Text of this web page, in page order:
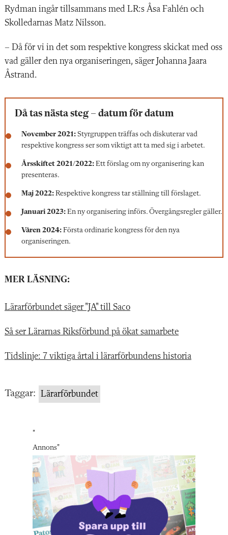
Rydman ingår tillsammans med LR:s Åsa Fahlén och
Skolledarnas Matz Nilsson.
– Då för vi in det som respektive kongress skickat med oss
vad gäller den nya organiseringen, säger Johanna Jaara
Åstrand.
Då tas nästa steg – datum för datum
November 2021: Styrgruppen träffas och diskuterar vad
respektive kongress ser som viktigt att ta med sig i arbetet.
Årsskiftet 2021/2022: Ett förslag om ny organisering kan
presenteras.
Maj 2022: Respektive kongress tar ställning till förslaget.
Januari 2023: En ny organisering införs. Övergångsregler gäller.
Våren 2024: Första ordinarie kongress för den nya
organiseringen.
MER LÄSNING:
Lärarförbundet säger "JA" till Saco
Så ser Lärarnas Riksförbund på ökat samarbete
Tidslinje: 7 viktiga årtal i lärarförbundens historia
Taggar: Lärarförbundet
"
Annons"